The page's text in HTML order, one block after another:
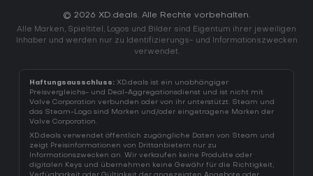
© 2026 XD.deals. Alle Rechte vorbehalten.
Alle Marken, Spieltitel, Logos und Bilder sind Eigentum ihrer jeweiligen
Inhaber und werden nur zu Identifizierungs- und Informationszwecken
verwendet.
Haftungsausschluss: XD.deals ist ein unabhängiger
Preisvergleichs- und Deal-Aggregationsdienst und ist nicht mit
Valve Corporation verbunden oder von ihr unterstützt. Steam und
das Steam-Logo sind Marken und/oder eingetragene Marken der
Valve Corporation.
XD.deals verwendet öffentlich zugängliche Daten von Steam und
zeigt Preisinformationen von Drittanbietern nur zu
Informationszwecken an. Wir verkaufen keine Produkte oder
digitalen Keys und übernehmen keine Gewähr für die Richtigkeit,